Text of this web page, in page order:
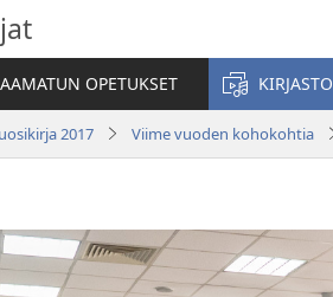
OPETUKSET KIRJASTO
2017 Viime vuoden kohokohtia